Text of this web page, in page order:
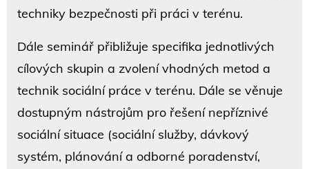
techniky bezpečnosti při práci v terénu.
Dále seminář přibližuje specifika jednotlivých
cílových skupin a zvolení vhodných metod a
technik sociální práce v terénu. Dále se věnuje
dostupným nástrojům pro řešení nepříznivé
sociální situace (sociální služby, dávkový
systém, plánování a odborné poradenství,